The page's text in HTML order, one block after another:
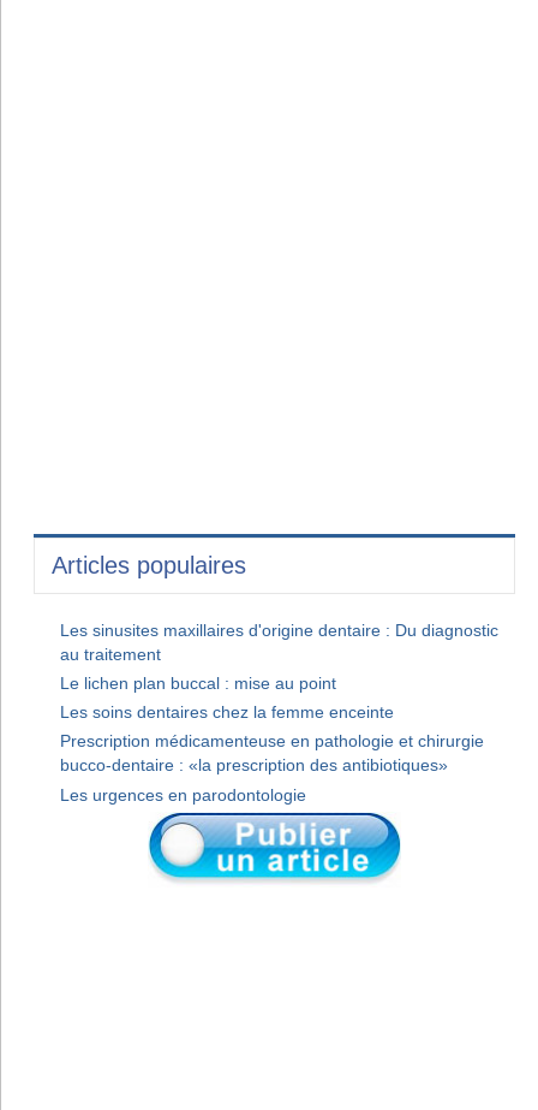
Articles populaires
Les sinusites maxillaires d'origine dentaire : Du diagnostic
au traitement
Le lichen plan buccal : mise au point
Les soins dentaires chez la femme enceinte
Prescription médicamenteuse en pathologie et chirurgie
bucco-dentaire : «la prescription des antibiotiques»
Les urgences en parodontologie